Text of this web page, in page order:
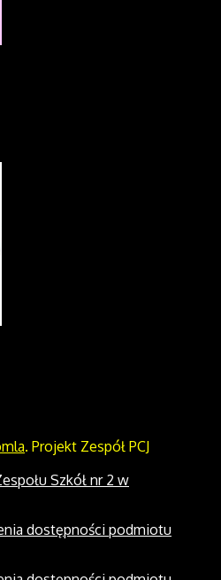
. Projekt Zespół PCJ
Szkół nr 2 w
dostępności podmiotu